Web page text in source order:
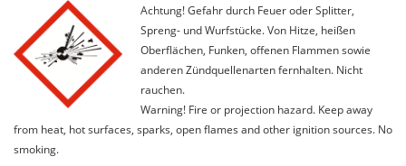
Achtung! Gefahr durch Feuer oder Splitter,
Spreng- und Wurfstücke. Von Hitze, heißen
Oberflächen, Funken, offenen Flammen sowie
anderen Zündquellenarten fernhalten. Nicht
rauchen.
Warning! Fire or projection hazard. Keep away
from heat, hot surfaces, sparks, open flames and other ignition sources. No
smoking.